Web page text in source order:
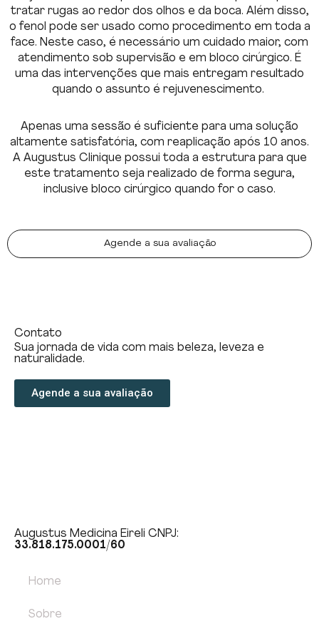
tratar rugas ao redor dos olhos e da boca. Além disso,
o fenol pode ser usado como procedimento em toda a
face. Neste caso, é necessário um cuidado maior, com
atendimento sob supervisão e em bloco cirúrgico. É
uma das intervenções que mais entregam resultado
quando o assunto é rejuvenescimento.
Apenas uma sessão é suficiente para uma solução
altamente satisfatória, com reaplicação após 10 anos.
A Augustus Clinique possui toda a estrutura para que
este tratamento seja realizado de forma segura,
inclusive bloco cirúrgico quando for o caso.
Agende a sua avaliação
Contato
Sua jornada de vida com mais beleza, leveza e
naturalidade.
Agende a sua avaliação
Augustus Medicina Eireli CNPJ:
33.818.175.0001/60
Home
Sobre